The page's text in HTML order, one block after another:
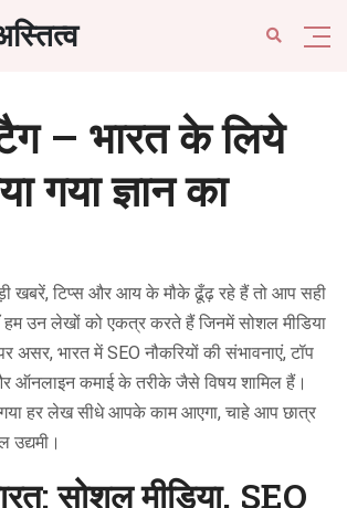
– भारत के लिये
गया ज्ञान का
खबरें, टिप्स और आय के मौके ढूँढ़ रहे हैं तो आप सही
उन लेखों को एकत्र करते हैं जिनमें सोशल मीडिया
असर, भारत में SEO नौकरियों की संभावनाएं, टॉप
ऑनलाइन कमाई के तरीके जैसे विषय शामिल हैं।
हर लेख सीधे आपके काम आएगा, चाहे आप छात्र
उद्यमी।
सोशल मीडिया, SEO